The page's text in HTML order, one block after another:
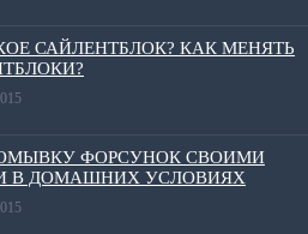
САЙЛЕНТБЛОК? КАК МЕНЯТЬ
ФОРСУНОК СВОИМИ
В ДОМАШНИХ УСЛОВИЯХ